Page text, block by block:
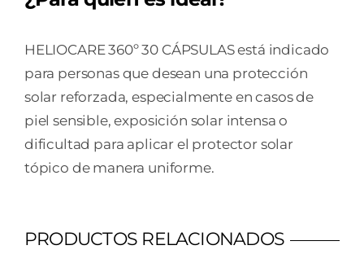
HELIOCARE 360º 30 CÁPSULAS está indicado
para personas que desean una protección
solar reforzada, especialmente en casos de
piel sensible, exposición solar intensa o
dificultad para aplicar el protector solar
tópico de manera uniforme.
PRODUCTOS RELACIONADOS